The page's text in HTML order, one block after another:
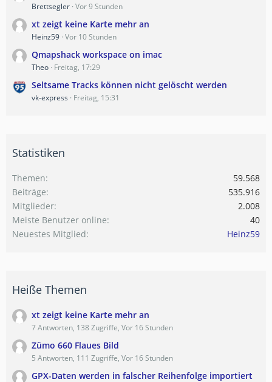
Brettsegler Vor 9 Stunden
xt zeigt keine Karte mehr an
Heinz59 Vor 10 Stunden
Qmapshack workspace on imac
Theo Freitag, 17:29
Seltsame Tracks können nicht gelöscht werden
vk-express Freitag, 15:31
Statistiken
Themen
59.568
Beiträge
535.916
Mitglieder
2.008
Meiste Benutzer online
40
Neuestes Mitglied
Heinz59
Heiße Themen
xt zeigt keine Karte mehr an
7 Antworten, 138 Zugriffe, Vor 16 Stunden
Zümo 660 Flaues Bild
5 Antworten, 111 Zugriffe, Vor 16 Stunden
GPX-Daten werden in falscher Reihenfolge importiert